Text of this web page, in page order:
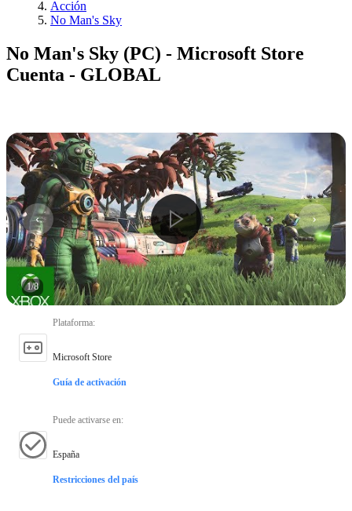
Acción
No Man's Sky
No Man's Sky (PC) - Microsoft Store
Cuenta - GLOBAL
1/8
Plataforma:
Microsoft Store
Guía de activación
Puede activarse en:
España
Restricciones del país